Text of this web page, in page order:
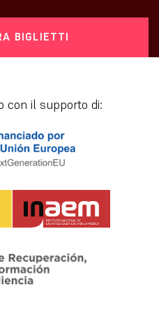
BIGLIETTI
con il supporto di: